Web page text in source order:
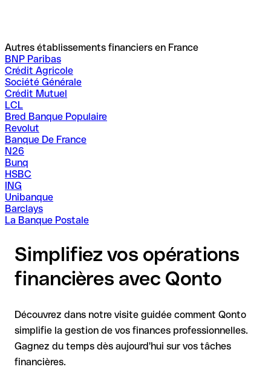
Autres établissements financiers en France
BNP Paribas
Crédit Agricole
Société Générale
Crédit Mutuel
LCL
Bred Banque Populaire
Revolut
Banque De France
N26
Bunq
HSBC
ING
Unibanque
Barclays
La Banque Postale
Simplifiez vos opérations
financières avec Qonto
Découvrez dans notre visite guidée comment Qonto
simplifie la gestion de vos finances professionnelles.
Gagnez du temps dès aujourd'hui sur vos tâches
financières.